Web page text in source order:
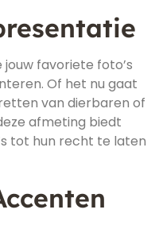
jouw favoriete foto’s
Of het nu gaat
van dierbaren of
afmeting biedt
tot hun recht te laten